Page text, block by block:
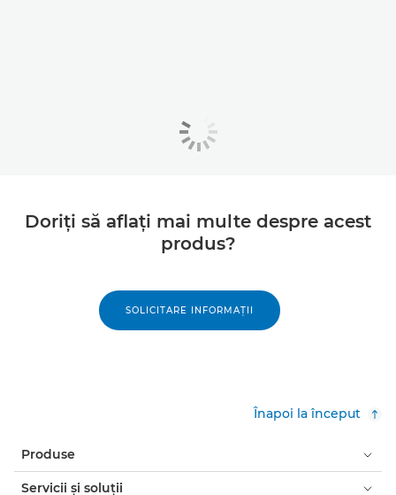
Doriţi să aflaţi mai multe despre acest
produs?
SOLICITARE INFORMAŢII
Înapoi la început
Produse
Servicii şi soluţii